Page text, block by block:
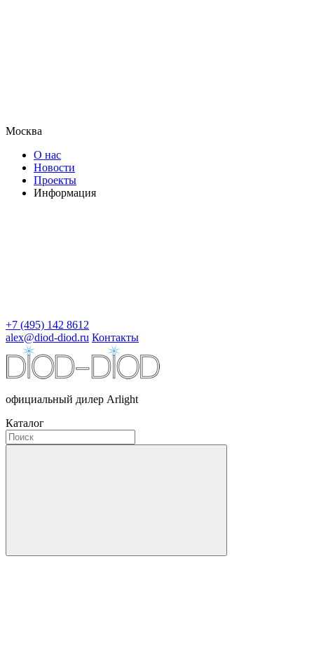
Москва
О нас
Новости
Проекты
Информация
+7 (495) 142 8612
alex@diod-diod.ru Контакты
официальный дилер Arlight
Каталог